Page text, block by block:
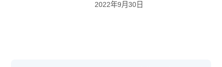
2022年9月30日